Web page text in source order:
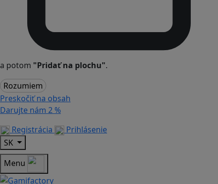
a potom "Pridať na plochu".
Rozumiem
Preskočiť na obsah
Darujte nám 2 %
Registrácia
Prihlásenie
SK
Menu